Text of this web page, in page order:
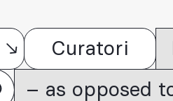
Curatori
– as opposed